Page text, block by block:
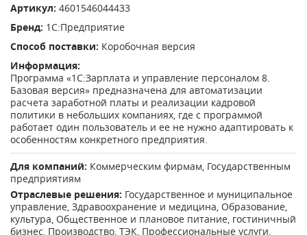
Артикул: 4601546044433
Бренд: 1С:Предприятие
Способ поставки: Коробочная версия
Информация:
Программа «1С:Зарплата и управление персоналом 8.
Базовая версия» предназначена для автоматизации
расчета заработной платы и реализации кадровой
политики в небольших компаниях, где с программой
работает один пользователь и ее не нужно адаптировать к
особенностям конкретного предприятия.
Для компаний: Коммерческим фирмам Государственным
предприятиям
Отраслевые решения: Государственное и муниципальное
управление Здравоохранение и медицина Образование,
культура Общественное и плановое питание, гостиничный
бизнес Производство, ТЭК Профессиональные услуги